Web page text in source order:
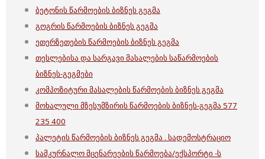
ბეტონის წარმოების ბიზნეს გეგმა
გოგრის წარმოების ბიზნეს გეგმა
ეთერზეთების წარმოების ბიზნეს გეგმა
თესლებისა და სარგავი მასალების საწარმოების
ბიზნეს-გეგმები
კომპოზიტური მასალების წარმოების ბიზნეს გეგმა
მოხალული მზესუმზირის წარმოების ბიზნეს-გეგმა 577
235 400
პალეტის წარმოების ბიზნეს გეგმა . სადემოსტრაციო
სამკურნალო მცენარეების წარმოება/ექსპორტი -ს